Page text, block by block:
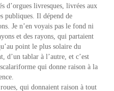
d’orgues livresques, livrées aux
publiques. Il dépend de
Je n’en voyais pas le fond ni
et des rayons, qui partaient
point le plus solaire du
d’un tablar à l’autre, et c’est
qui donne raison à la
qui donnaient raison à tout